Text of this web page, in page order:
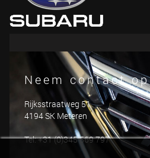
Neem contact op
Rijksstraatweg 51
4194 SK Meteren
Tel: +31 (0)345 569 797